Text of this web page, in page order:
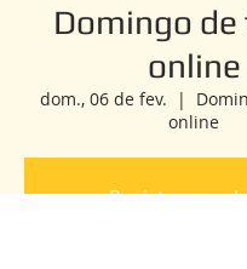
Domingo
online
dom., 06 de fev.
  |
online
Registro